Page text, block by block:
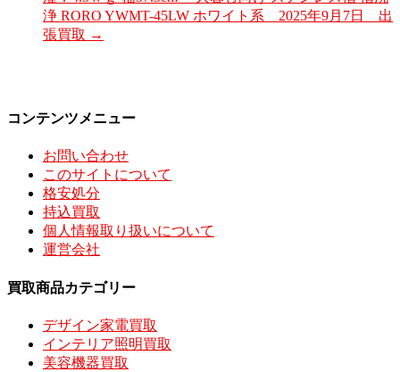
浄 RORO YWMT-45LW ホワイト系 2025年9月7日 出
張買取 →
コンテンツメニュー
お問い合わせ
このサイトについて
格安処分
持込買取
個人情報取り扱いについて
運営会社
買取商品カテゴリー
デザイン家電買取
インテリア照明買取
美容機器買取